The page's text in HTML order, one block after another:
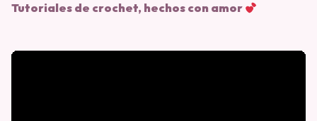
Tutoriales de crochet, hechos con amor